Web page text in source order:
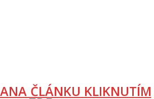
ČLÁNKU KLIKNUTÍM